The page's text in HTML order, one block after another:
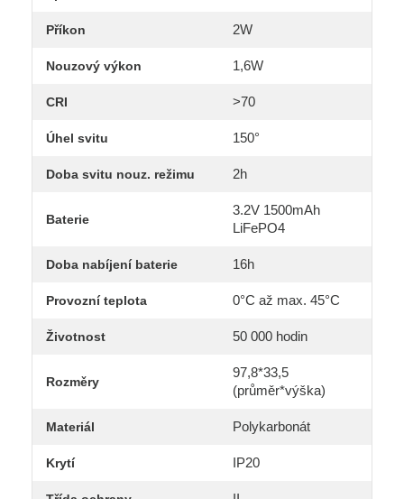
Příkon 2W
Nouzový výkon 1,6W
CRI >70
Úhel svitu 150°
Doba svitu nouz. režimu 2h
Baterie
3.2V 1500mAh
LiFePO4
Doba nabíjení baterie 16h
Provozní teplota 0°C až max. 45°C
Životnost 50 000 hodin
Rozměry
97,8*33,5
(průměr*výška)
Materiál Polykarbonát
Krytí IP20